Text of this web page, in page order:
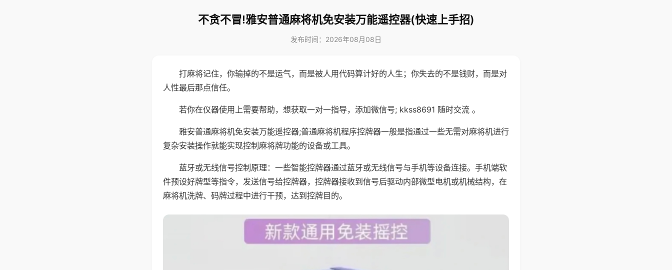
不贪不冒!雅安普通麻将机免安装万能遥控器(快速上手招)
发布时间：2026年08月08日
打麻将记住，你输掉的不是运气，而是被人用代码算计好的人生；你失去的不是钱财，而是对
人性最后那点信任。
若你在仪器使用上需要帮助，想获取一对一指导，添加微信号; kkss8691 随时交流 。
雅安普通麻将机免安装万能遥控器;普通麻将机程序控牌器一般是指通过一些无需对麻将机进行
复杂安装操作就能实现控制麻将牌功能的设备或工具。
蓝牙或无线信号控制原理：一些智能控牌器通过蓝牙或无线信号与手机等设备连接。手机端软
件预设好牌型等指令，发送信号给控牌器，控牌器接收到信号后驱动内部微型电机或机械结构，在
麻将机洗牌、码牌过程中进行干预，达到控牌目的。